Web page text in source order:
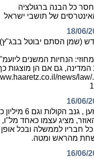
כל הבנה ברגולציה
של תושבי ישראל
18/06/
(שמן הסתם יבוטל בבג"ץ)
הנחיות המשנים
המדינה, גם אם הן מוצגות
news/
16/06/
הדוגמן הגזען ,
מציג עצמו כאחד
חבריו לממשלה ובכל
מהראש ומטה.
16/06/